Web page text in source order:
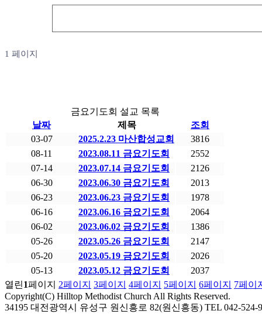
1 페이지
금요기도회 설교 목록
날짜
제목
조회
03-07
2025.2.23 마산합성교회
3816
08-11
2023.08.11 금요기도회
2552
07-14
2023.07.14 금요기도회
2126
06-30
2023.06.30 금요기도회
2013
06-23
2023.06.23 금요기도회
1978
06-16
2023.06.16 금요기도회
2064
06-02
2023.06.02 금요기도회
1386
05-26
2023.05.26 금요기도회
2147
05-20
2023.05.19 금요기도회
2026
05-13
2023.05.12 금요기도회
2037
열린1페이지 2페이지 3페이지 4페이지 5페이지 6페이지 7페이
Copyright(C) Hilltop Methodist Church All Rights Reserved.
34195 대전광역시 유성구 원신흥로 82(원신흥동) TEL 042-524-